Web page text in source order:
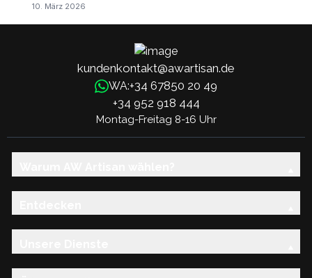
10. März 2026
kundenkontakt@awartisan.de
WA:+34 67850 20 49
+34 952 918 444
Montag-Freitag 8-16 Uhr